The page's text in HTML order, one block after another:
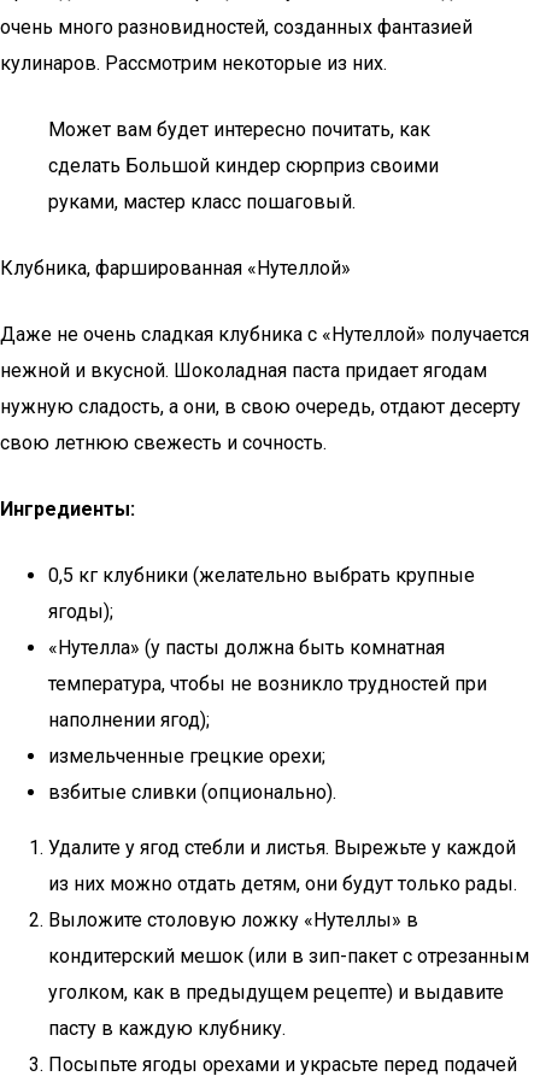
очень много разновидностей, созданных фантазией
кулинаров. Рассмотрим некоторые из них.
Может вам будет интересно почитать, как
сделать Большой киндер сюрприз своими
руками, мастер класс пошаговый.
Клубника, фаршированная «Нутеллой»
Даже не очень сладкая клубника с «Нутеллой» получается
нежной и вкусной. Шоколадная паста придает ягодам
нужную сладость, а они, в свою очередь, отдают десерту
свою летнюю свежесть и сочность.
Ингредиенты:
0,5 кг клубники (желательно выбрать крупные
ягоды);
«Нутелла» (у пасты должна быть комнатная
температура, чтобы не возникло трудностей при
наполнении ягод);
измельченные грецкие орехи;
взбитые сливки (опционально).
Удалите у ягод стебли и листья. Вырежьте у каждой
из них можно отдать детям, они будут только рады.
Выложите столовую ложку «Нутеллы» в
кондитерский мешок (или в зип-пакет с отрезанным
уголком, как в предыдущем рецепте) и выдавите
пасту в каждую клубнику.
Посыпьте ягоды орехами и украсьте перед подачей